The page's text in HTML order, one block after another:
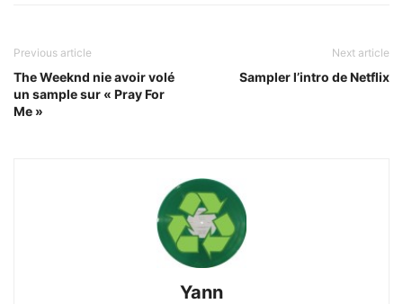
Previous article
The Weeknd nie avoir volé
un sample sur « Pray For
Me »
Next article
Sampler l’intro de Netflix
Yann